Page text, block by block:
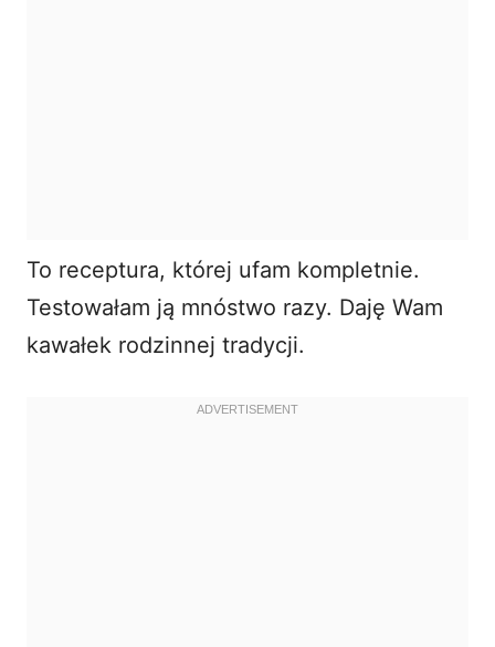
To receptura, której ufam kompletnie.
Testowałam ją mnóstwo razy. Daję Wam
kawałek rodzinnej tradycji.